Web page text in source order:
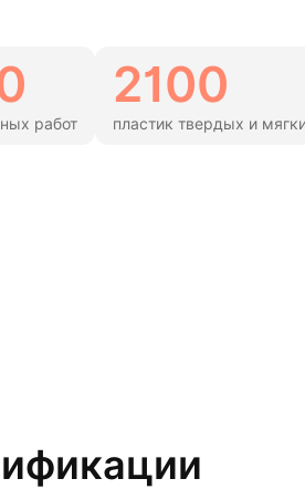
работ
2100
пластик твердых и